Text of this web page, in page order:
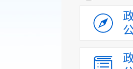
人事信息
财政资金
应急管理
乡村振兴